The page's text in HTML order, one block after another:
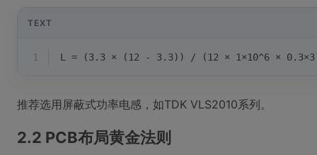
TEXT
1 L = (3.3 × (12 - 3.3)) / (12 × 1×10^6 ×
推荐选用屏蔽式功率电感，如TDK VLS2010系列。
2.2 PCB布局黄金法则